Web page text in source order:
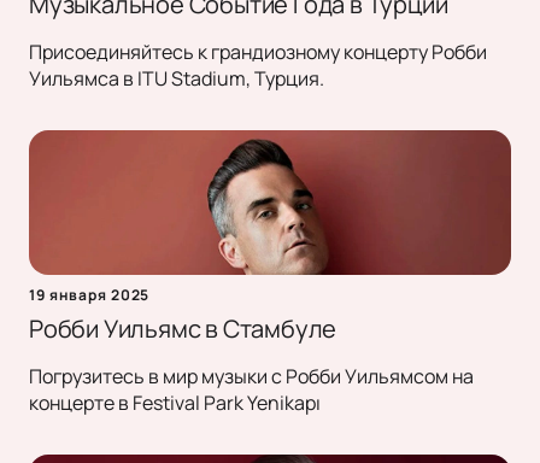
Присоединяйтесь к грандиозному концерту Робби
Уильямса в ITU Stadium, Турция.
19 января 2025
Робби Уильямс в Стамбуле
Погрузитесь в мир музыки с Робби Уильямсом на
концерте в Festival Park Yenikapı